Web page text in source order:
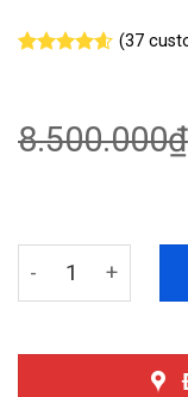
customer
ratings
(37
8.500.000₫
Độ Đèn Hậu